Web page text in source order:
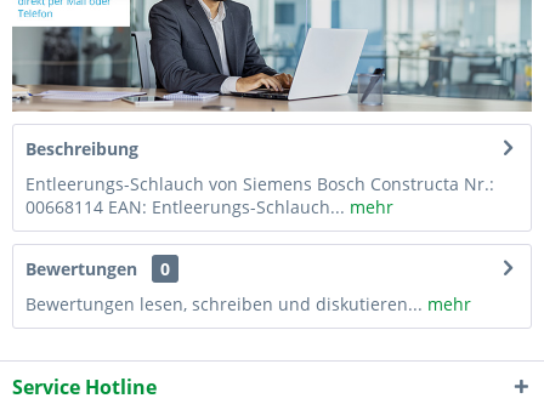
Beschreibung
Entleerungs-Schlauch von Siemens Bosch Constructa Nr.:
00668114 EAN: Entleerungs-Schlauch... mehr
Bewertungen
0
Bewertungen lesen, schreiben und diskutieren... mehr
Service Hotline